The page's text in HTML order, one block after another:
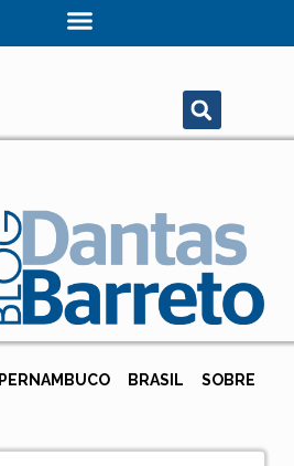
PERNAMBUCO BRASIL SOBRE